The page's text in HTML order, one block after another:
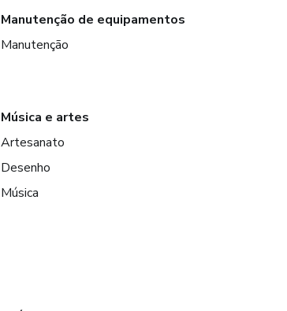
Manutenção de equipamentos
Manutenção
Música e artes
Artesanato
Desenho
Música